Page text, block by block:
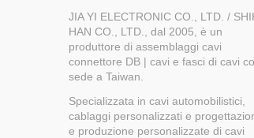
JIA YI ELECTRONIC CO., LTD. /
HAN CO., LTD., dal 2005, è un
produttore di assemblaggi cavi
connettore DB | cavi e fasci di cavi
sede a Taiwan.
Specializzata in cavi automobilistici,
cablaggi personalizzati e
e produzione personalizzate di cavi